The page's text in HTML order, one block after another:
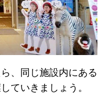
、同じ施設内にある
ていきましょう。